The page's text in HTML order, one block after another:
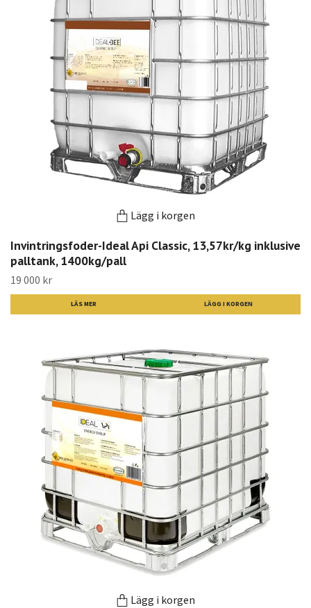
Lägg i korgen
Invintringsfoder-Ideal Api Classic, 13,57kr/kg inklusive
palltank, 1400kg/pall
19 000 kr
LÄS MER
Lägg i korgen